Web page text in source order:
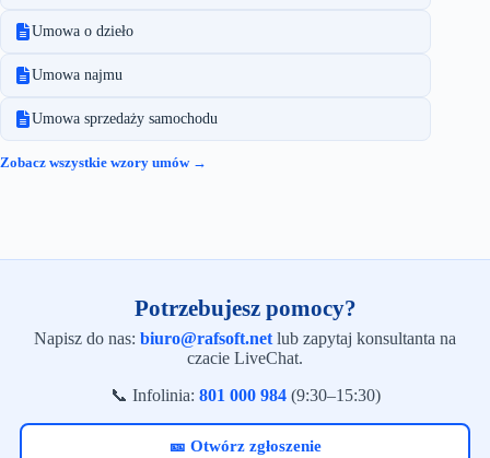
Umowa o dzieło
Umowa najmu
Umowa sprzedaży samochodu
Zobacz wszystkie wzory umów →
Potrzebujesz pomocy?
Napisz do nas: biuro@rafsoft.net lub zapytaj konsultanta na
czacie LiveChat.
📞 Infolinia: 801 000 984(9:30–15:30)
🎫 Otwórz zgłoszenie